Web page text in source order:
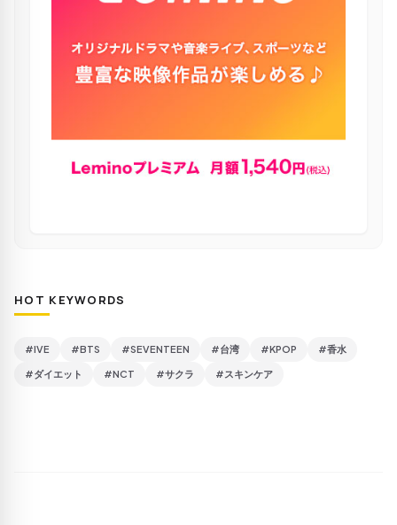
HOT KEYWORDS
#IVE #BTS #SEVENTEEN #台湾 #KPOP #香水
#ダイエット #NCT #サクラ #スキンケア